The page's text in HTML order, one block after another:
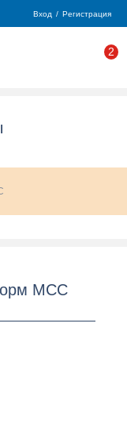
Вход / Регистрация
2
MCC